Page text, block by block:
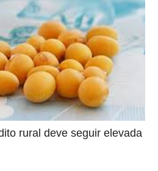
rural deve seguir elevada